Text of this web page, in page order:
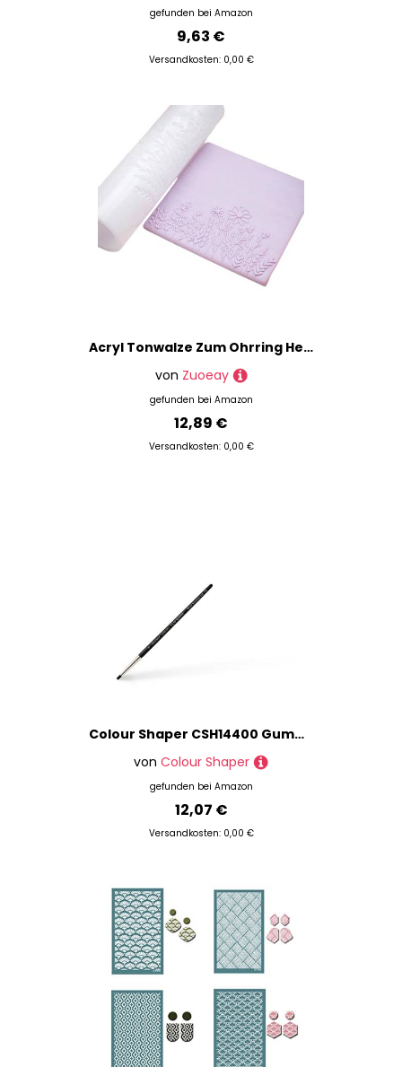
gefunden bei Amazon
9,63 €
Versandkosten: 0,00 €
Acryl Tonwalze Zum Ohrring Herstellen Mit Blumenmustern Und Einfachem Griffgriff Cowhides Textur Formplatte Werkzeug Polymertontextur Roller
von Zuoeay
gefunden bei Amazon
12,89 €
Versandkosten: 0,00 €
Colour Shaper CSH14400 Gummipinsel mit extraharter Spitze, Spachtel Größe 0, schwarz
von Colour Shaper
gefunden bei Amazon
12,07 €
Versandkosten: 0,00 €